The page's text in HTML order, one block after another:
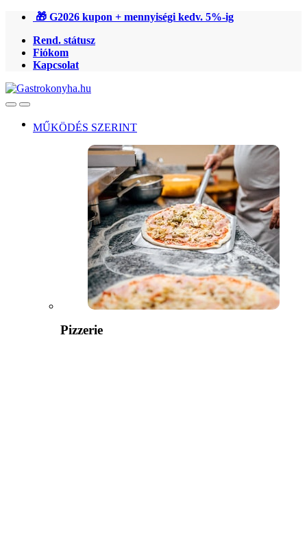
Ugrás
navigációhoz
Ugrás
tartalomra
🎁 G2026 kupon + mennyiségi kedv. 5%-ig
Rend. státusz
Fiókom
Kapcsolat
OpenClose
MŰKÖDÉS SZERINT
Pizzerie